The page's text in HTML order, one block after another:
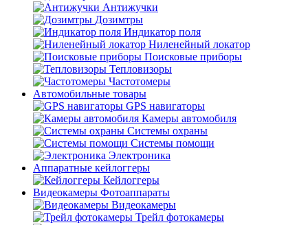
Антижучки
Дозимтры
Индикатор поля
Ниленейный локатор
Поисковые приборы
Тепловизоры
Частотомеры
Автомобильные товары
GPS навигаторы
Камеры автомобиля
Системы охраны
Системы помощи
Электроника
Аппаратные кейлоггеры
Кейлоггеры
Видеокамеры Фотоаппараты
Видеокамеры
Трейл фотокамеры